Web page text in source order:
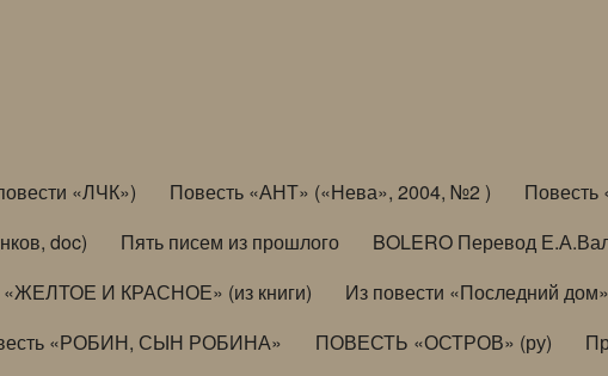
«ЛЧК») Повесть «АНТ» («Нева», 2004, №2 ) Повесть
doc) Пять писем из прошлого BOLERO Перевод
«ЖЕЛТОЕ И КРАСНОЕ» (из книги) Из повести «Последний дом»
«РОБИН, СЫН РОБИНА» ПОВЕСТЬ «ОСТРОВ» (ру)